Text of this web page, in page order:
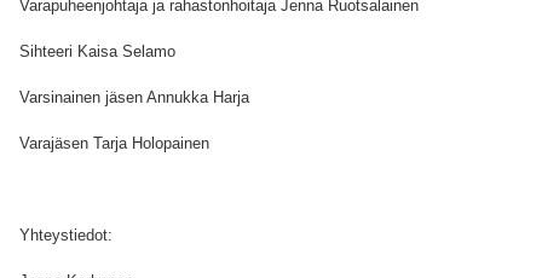
Varapuheenjohtaja ja rahastonhoitaja Jenna Ruotsalainen
Sihteeri Kaisa Selamo
Varsinainen jäsen Annukka Harja
Varajäsen Tarja Holopainen
Yhteystiedot: